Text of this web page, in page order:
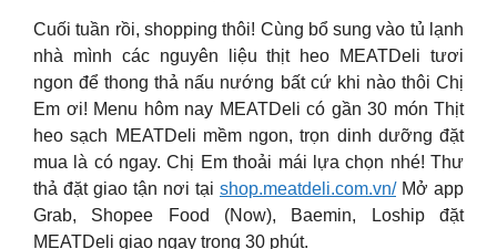
Cuối tuần rồi, shopping thôi! Cùng bổ sung vào tủ lạnh
nhà mình các nguyên liệu thịt heo MEATDeli tươi
ngon để thong thả nấu nướng bất cứ khi nào thôi Chị
Em ơi! Menu hôm nay MEATDeli có gần 30 món Thịt
heo sạch MEATDeli mềm ngon, trọn dinh dưỡng đặt
mua là có ngay. Chị Em thoải mái lựa chọn nhé! Thư
thả đặt giao tận nơi tại shop.meatdeli.com.vn/Mở app
Grab, Shopee Food (Now), Baemin, Loship đặt
MEATDeli giao ngay trong 30 phút.